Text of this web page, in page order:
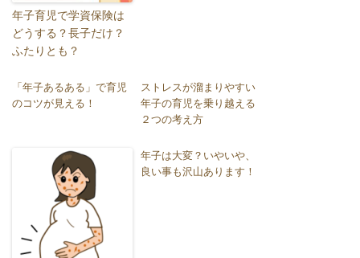
年子育児で学資保険は
どうする？長子だけ？
ふたりとも？
「年子あるある」で育児
のコツが見える！
ストレスが溜まりやすい
年子の育児を乗り越える
２つの考え方
年子は大変？いやいや、
良い事も沢山あります！